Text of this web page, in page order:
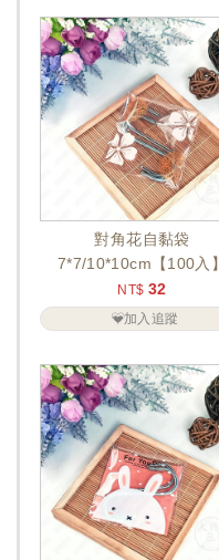
對角花自黏袋
7*7/10*10cm【100入】
NT$ 32
加入追蹤